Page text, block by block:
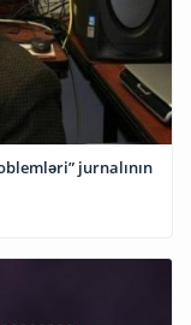
jurnalının